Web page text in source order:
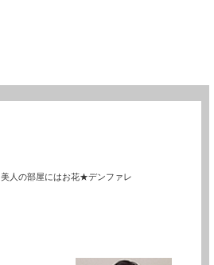
美人の部屋にはお花★デンファレ